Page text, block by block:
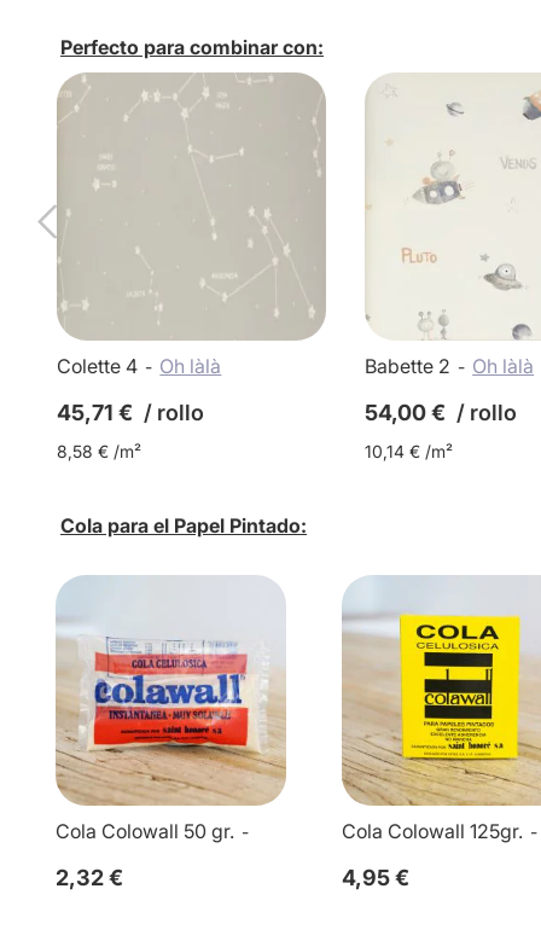
Perfecto para combinar con:
Colette 4 Oh làlà
45,71 € / rollo
8,58 € /m²
Babette 2 Oh làlà
54,00 € / rollo
10,14 € /m²
Cola para el Papel Pintado:
Cola Colowall 50 gr.
2,32 €
Cola Colowall 125gr.
4,95 €